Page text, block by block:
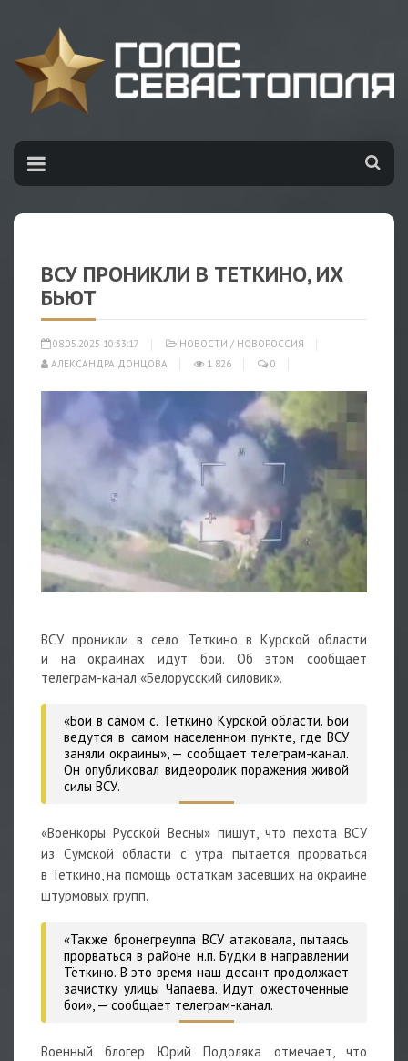
ВСУ ПРОНИКЛИ В ТЕТКИНО, ИХ
БЬЮТ
08.05.2025 10:33:17 НОВОСТИ / НОВОРОССИЯ
АЛЕКСАНДРА ДОНЦОВА
1 826 0
ВСУ проникли в село Теткино в Курской области
и на окраинах идут бои. Об этом сообщает
телеграм-канал «Белорусский силовик».
«Бои в самом с. Тёткино Курской области. Бои
ведутся в самом населенном пункте, где ВСУ
заняли окраины», — сообщает телеграм-канал.
Он опубликовал видеоролик поражения живой
силы ВСУ.
«Военкоры Русской Весны» пишут, что пехота ВСУ
из Сумской области с утра пытается прорваться
в Тёткино, на помощь остаткам засевших на окраине
штурмовых групп.
«Также бронегреуппа ВСУ атаковала, пытаясь
прорваться в районе н.п. Будки в направлении
Тёткино. В это время наш десант продолжает
зачистку улицы Чапаева. Идут ожесточенные
бои», — сообщает телеграм-канал.
Военный блогер Юрий Подоляка отмечает, что